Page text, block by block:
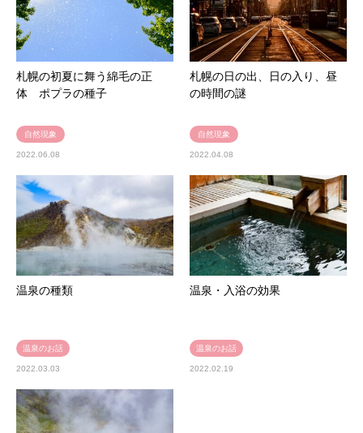
札幌の初夏に舞う綿毛の正
体 ポプラの種子
自然現象
2022.06.08
札幌の日の出、日の入り、昼
の時間の謎
自然現象
2022.04.08
温泉の種類
温泉のお話
2022.03.03
温泉・入浴の効果
温泉のお話
2022.02.19